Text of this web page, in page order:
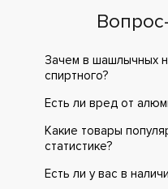
Зачем в шашлычных
спиртного?
Есть ли вред от
Какие товары
статистике?
Есть ли у вас в